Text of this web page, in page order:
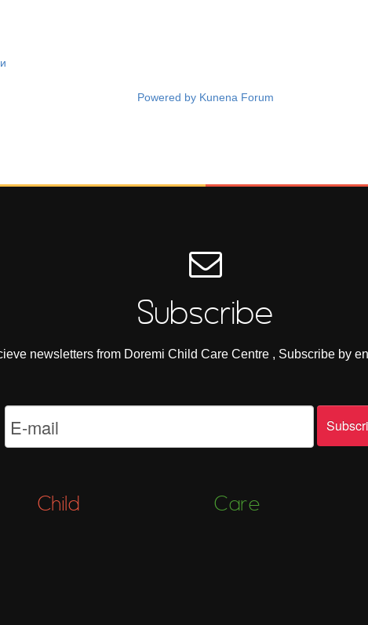
Powered by Kunena Forum
Subscribe
newsletters from Doremi Child Care Centre , Subscribe by
Child Care